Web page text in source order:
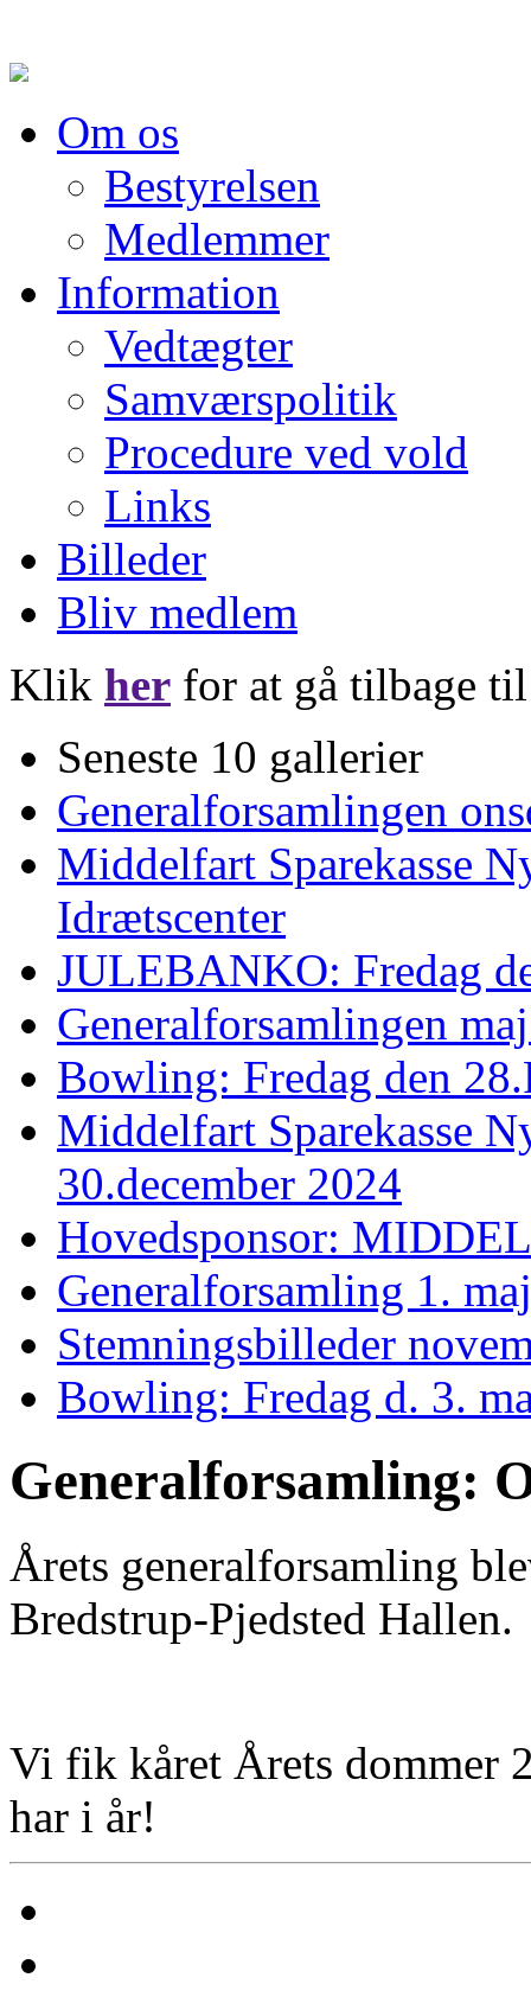
Om os
Bestyrelsen
Medlemmer
Information
Vedtægter
Samværspolitik
Procedure ved vold
Links
Billeder
Bliv medlem
Klik her for at gå tilbage
Seneste 10 gallerier
Generalforsamlingen
Middelfart Sparekasse
Idrætscenter
JULEBANKO: Fredag
Generalforsamlingen
Bowling: Fredag den
Middelfart Sparekasse
30.december 2024
Hovedsponsor:
Generalforsamling 1.
Stemningsbilleder
Bowling: Fredag d. 3.
Generalforsamling:
Årets generalforsamling
Bredstrup-Pjedsted Hallen.
Vi fik kåret Årets dommer
har i år!